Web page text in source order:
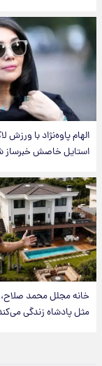
الهام پاوه‌نژاد با ورزش
استایل خاصش خبرساز
خانه مجلل محمد صلاح،
مثل پادشاه زندگی